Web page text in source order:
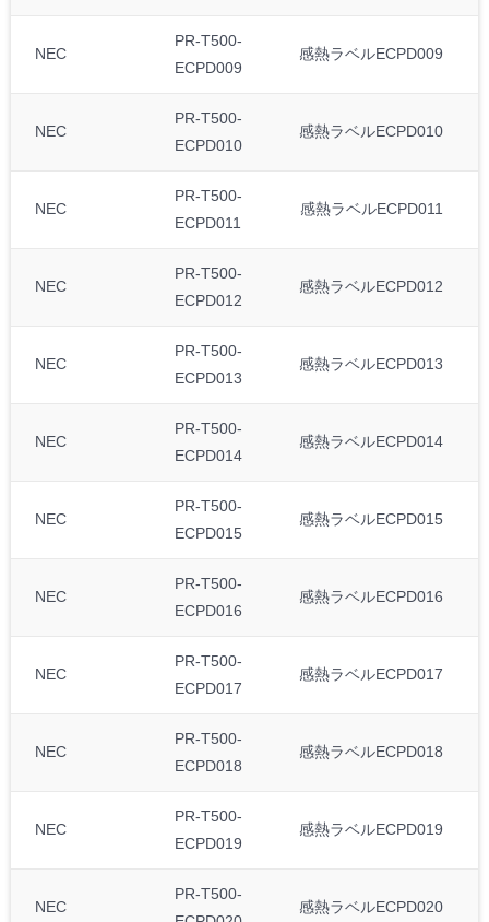
NEC
PR-T500-
ECPD009
感熱ラベルECPD009
NEC
PR-T500-
ECPD010
感熱ラベルECPD010
NEC
PR-T500-
ECPD011
感熱ラベルECPD011
NEC
PR-T500-
ECPD012
感熱ラベルECPD012
NEC
PR-T500-
ECPD013
感熱ラベルECPD013
NEC
PR-T500-
ECPD014
感熱ラベルECPD014
NEC
PR-T500-
ECPD015
感熱ラベルECPD015
NEC
PR-T500-
ECPD016
感熱ラベルECPD016
NEC
PR-T500-
ECPD017
感熱ラベルECPD017
NEC
PR-T500-
ECPD018
感熱ラベルECPD018
NEC
PR-T500-
ECPD019
感熱ラベルECPD019
NEC
PR-T500-
感熱ラベルECPD020